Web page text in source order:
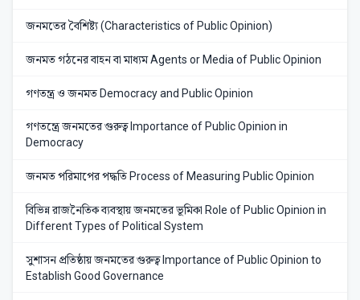
জনমতের বৈশিষ্ট্য (Characteristics of Public Opinion)
জনমত গঠনের বাহন বা মাধ্যম Agents or Media of Public Opinion
গণতন্ত্র ও জনমত Democracy and Public Opinion
গণতন্ত্রে জনমতের গুরুত্ব Importance of Public Opinion in
Democracy
জনমত পরিমাপের পদ্ধতি Process of Measuring Public Opinion
বিভিন্ন রাজনৈতিক ব্যবস্থায় জনমতের ভূমিকা Role of Public Opinion in
Different Types of Political System
সুশাসন প্রতিষ্ঠায় জনমতের গুরুত্ব Importance of Public Opinion to
Establish Good Governance